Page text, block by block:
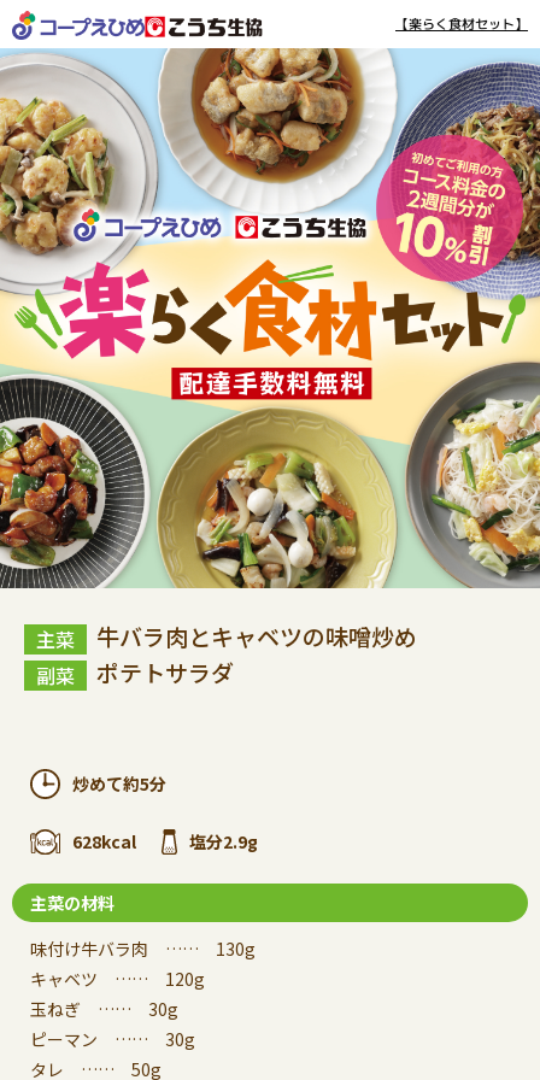
【楽らく食材セット】
牛バラ肉とキャベツの味噌炒め
ポテトサラダ
炒めて約5分
628kcal 塩分2.9g
主菜の材料
味付け牛バラ肉 …… 130g
キャベツ …… 120g
玉ねぎ …… 30g
ピーマン …… 30g
タレ …… 50g